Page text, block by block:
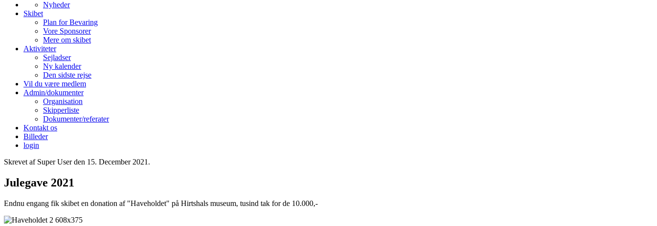
Nyheder
Skibet
Plan for Bevaring
Vore Sponsorer
Mere om skibet
Aktiviteter
Sejladser
Ny kalender
Den sidste rejse
Vil du være medlem
Admin/dokumenter
Organisation
Skipperliste
Dokumenter/referater
Kontakt os
Billeder
login
Skrevet af Super User den 15. December 2021 .
Julegave 2021
Endnu engang fik skibet en donation af "Haveholdet" på Hirtshals museum, tusind tak for de 10.000,-